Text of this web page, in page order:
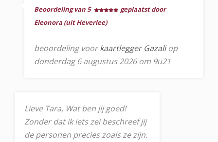
Beoordeling van 5
geplaatst door
Eleonora (uit Heverlee)
beoordeling voorkaartlegger Gazaliop
donderdag 6 augustus 2026 om 9u21
Lieve Tara, Wat ben jij goed!
Zonder dat ik iets zei beschreef jij
de personen precies zoals ze zijn.